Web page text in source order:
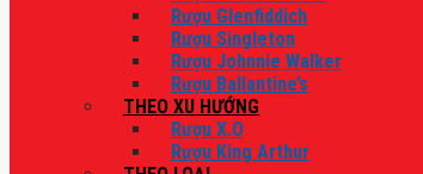
Rượu Glenfiddich
Rượu Singleton
Rượu Johnnie Walker
Rượu Ballantine’s
THEO XU HƯỚNG
Rượu X.O
Rượu King Arthur